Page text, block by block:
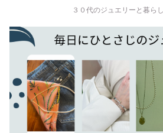
３０代のジュエリーと暮ら